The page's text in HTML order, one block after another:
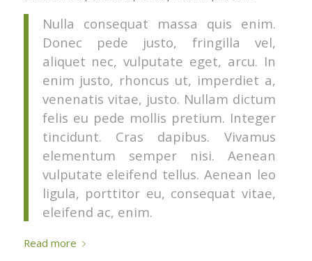
Nulla consequat massa quis enim.
Donec pede justo, fringilla vel,
aliquet nec, vulputate eget, arcu. In
enim justo, rhoncus ut, imperdiet a,
venenatis vitae, justo. Nullam dictum
felis eu pede mollis pretium. Integer
tincidunt. Cras dapibus. Vivamus
elementum semper nisi. Aenean
vulputate eleifend tellus. Aenean leo
ligula, porttitor eu, consequat vitae,
eleifend ac, enim.
Read more